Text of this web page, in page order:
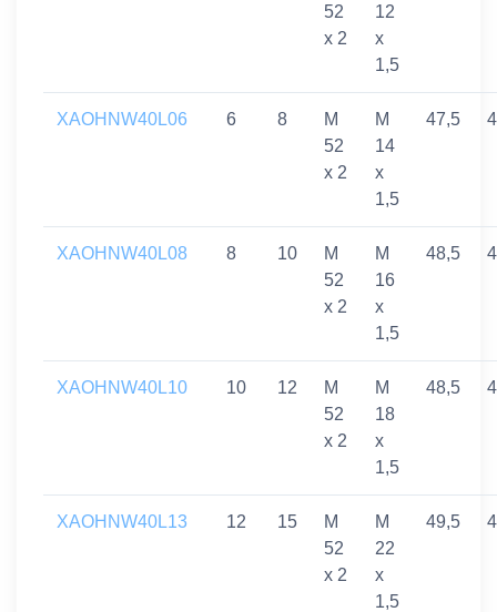
52
x 2
12
x
1,5
XAOHNW40L06 6 8
M
52
x 2
M
14
x
1,5
47,5
XAOHNW40L08 8 10
M
52
x 2
M
16
x
1,5
48,5
XAOHNW40L10 10 12
M
52
x 2
M
18
x
1,5
48,5
XAOHNW40L13 12 15
M
52
x 2
M
22
x
1,5
49,5